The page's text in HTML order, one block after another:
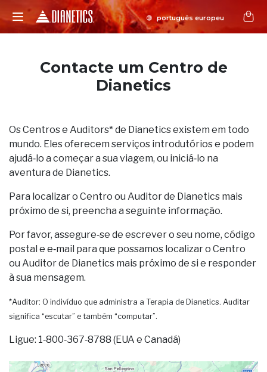
Contacte um Centro de
Dianetics
Os Centros e Auditors* de Dianetics existem em todo
mundo. Eles oferecem serviços introdutórios e podem
ajudá‑lo a começar a sua viagem, ou iniciá‑lo na
aventura de Dianetics.
Para localizar o Centro ou Auditor de Dianetics mais
próximo de si, preencha a seguinte informação.
Por favor, assegure‑se de escrever o seu nome, código
postal e e‑mail para que possamos localizar o Centro
ou Auditor de Dianetics mais próximo de si e responder
à sua mensagem.
*Auditor: O indivíduo que administra a Terapia de Dianetics. Auditar
significa “escutar” e também “computar”.
Ligue: 1‑800‑367‑8788 (EUA e Canadá)